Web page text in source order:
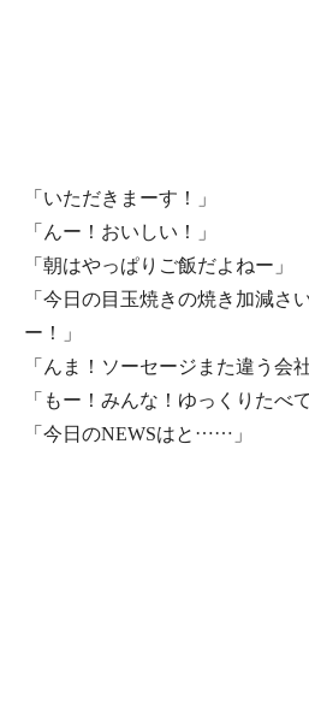
「いただきまーす！」
「んー！おいしい！」
「朝はやっぱりご飯だよねー」
「今日の目玉焼きの焼き加減さ
ー！」
「んま！ソーセージまた違う会
「もー！みんな！ゆっくりたべ
「今日のNEWSはと……」